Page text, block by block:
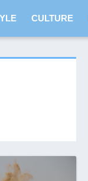
CULTURE